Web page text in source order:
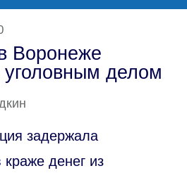
Воронеже
уголовным делом
задержала
денег из